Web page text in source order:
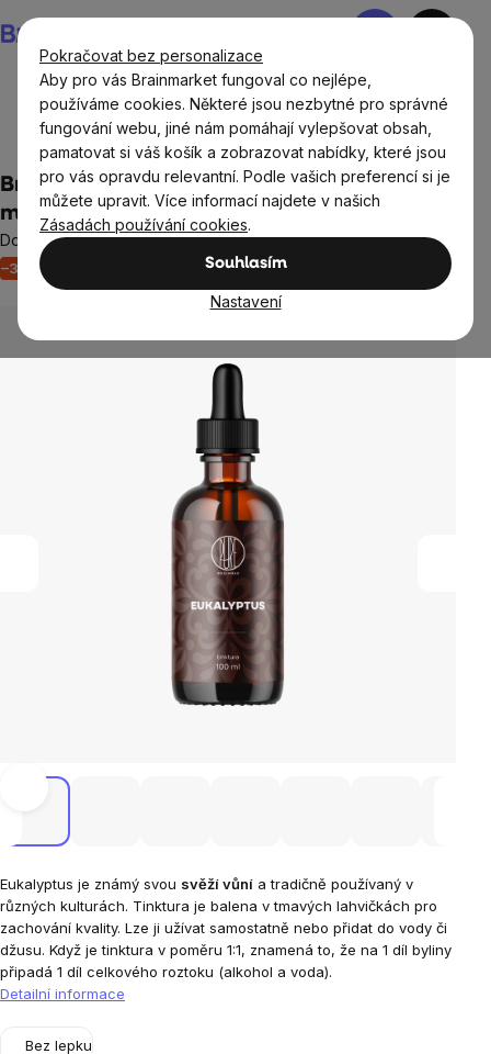
Pokračovat bez personalizace
Aby pro vás Brainmarket fungoval co nejlépe,
používáme cookies. Některé jsou nezbytné pro správné
fungování webu, jiné nám pomáhají vylepšovat obsah,
pamatovat si váš košík a zobrazovat nabídky, které jsou
pro vás opravdu relevantní. Podle vašich preferencí si je
můžete upravit. Více informací najdete v našich
Zásadách používání cookies.
Souhlasím
Nastavení
na
obsah
Nákupní
Doplňky stravy a výživa Tinktury BrainMax
BrainMax Pure® Eukalyptus tinktura 1:1, 100
ml
Doplněk stravy
–34 %
je
Neohodnoceno
Eukalyptus je známý svou svěží vůní a tradičně používaný v
různých kulturách. Tinktura je balena v tmavých lahvičkách pro
zachování kvality. Lze ji užívat samostatně nebo přidat do vody či
džusu. Když je tinktura v poměru 1:1, znamená to, že na 1 díl byliny
připadá 1 díl celkového roztoku (alkohol a voda).
Detailní informace
Bez lepku